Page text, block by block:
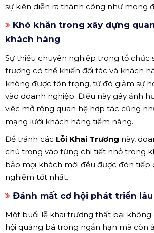
sự kiện diễn ra thành công như mong
Khó khăn trong xây dựng
khách hàng
Sự thiếu chuyên nghiệp trong tổ chức
trương có thể khiến đối tác và khách
không được tôn trọng, từ đó giảm sự
vào doanh nghiệp. Điều này gây ảnh
việc mở rộng quan hệ hợp tác cũng
mạng lưới khách hàng tiềm năng.
Để tránh các Lỗi Khai Trương này,
chú trọng vào từng chi tiết nhỏ trong
bảo mọi khách mời đều được đón tiếp
nghiệm tốt nhất.
Đánh mất cơ hội phát triển
Một buổi lễ khai trương thất bại
hội quảng bá trong ngắn hạn mà còn